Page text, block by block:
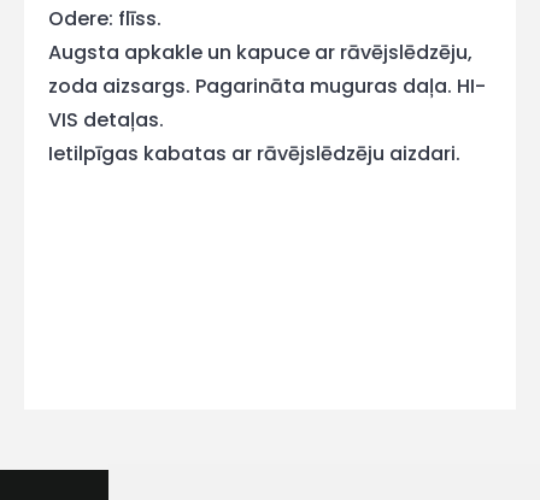
Odere: flīss.
Augsta apkakle un kapuce ar rāvējslēdzēju,
zoda aizsargs. Pagarināta muguras daļa. HI-
VIS detaļas.
Ietilpīgas kabatas ar rāvējslēdzēju aizdari.
Kontakttālrunis